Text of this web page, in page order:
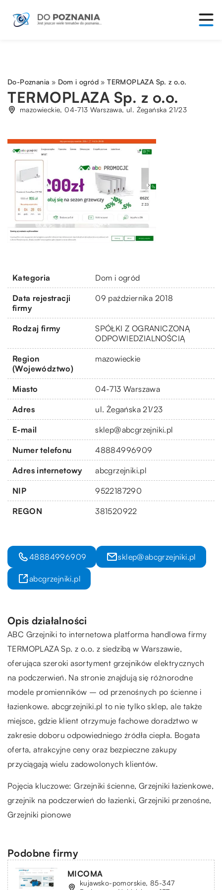
Do-Poznania » Dom i ogród »TERMOPLAZA Sp. z o.o.
TERMOPLAZA Sp. z o.o.
mazowieckie, 04-713 Warszawa, ul. Żegańska 21/23
Kategoria Dom i ogród
Data rejestracji
firmy
09 października 2018
Rodzaj firmy
SPÓŁKI Z OGRANICZONĄ
ODPOWIEDZIALNOŚCIĄ
Region
(Województwo)
mazowieckie
Miasto 04-713 Warszawa
Adres ul. Żegańska 21/23
E-mail sklep@abcgrzejniki.pl
Numer telefonu 48884996909
Adres internetowy abcgrzejniki.pl
NIP 9522187290
REGON 381520922
48884996909 sklep@abcgrzejniki.pl
abcgrzejniki.pl
Opis działalności
ABC Grzejniki to internetowa platforma handlowa firmy
TERMOPLAZA Sp. z o.o. z siedzibą w Warszawie,
oferująca szeroki asortyment grzejników elektrycznych
na podczerwień. Na stronie znajdują się różnorodne
modele promienników – od przenośnych po ścienne i
łazienkowe. abcgrzejniki.pl to nie tylko sklep, ale także
miejsce, gdzie klient otrzymuje fachowe doradztwo w
zakresie doboru odpowiedniego źródła ciepła. Bogata
oferta, atrakcyjne ceny oraz bezpieczne zakupy
przyciągają wielu zadowolonych klientów.
Pojęcia kluczowe: Grzejniki ścienne, Grzejniki łazienkowe,
grzejnik na podczerwień do łazienki, Grzejniki przenośne,
Grzejniki pionowe
Podobne firmy
MICOMA
kujawsko-pomorskie, 85-347